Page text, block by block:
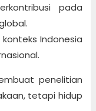
pada
Indonesia
penelitian
tetapi hidup